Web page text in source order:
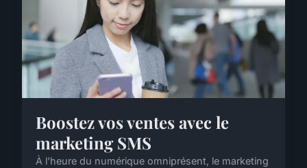
Boostez vos ventes avec le
marketing SMS
À l'heure du numérique omniprésent, le marketing